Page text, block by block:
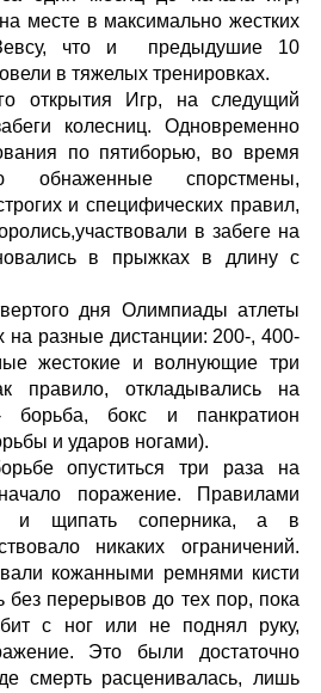
месте в максимально жестких
что и предыдушие 10
в тяжелых тренировках.
открытия Игр, на следущий
колесниц. Одновременно
по пятиборью, во время
обнаженные спорстмены,
и специфических правил,
в забеге на
в прыжках в длину с
дня Олимпиады атлеты
на разные дистанции: 200-, 400-
жестокие и волнующие три
правило, откладывались на
бокс и панкратион
и ударов ногами).
опуститься три раза на
поражение. Правилами
и щипать соперника, а в
никаких ограничений.
кожанными ремнями кисти
без перерывов до тех пор, пока
с ног или не поднял руку,
Это были достаточно
смерть расценивалась, лишь